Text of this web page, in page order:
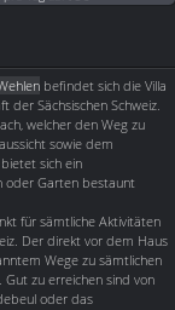
befindet sich die Villa
der Sächsischen Schweiz.
welcher den Weg zu
sowie dem
sich ein
oder Garten bestaunt
für sämtliche Aktivitäten
Der direkt vor dem Haus
Wege zu sämtlichen
zu erreichen sind von
oder das